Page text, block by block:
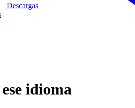
Descargas
idioma